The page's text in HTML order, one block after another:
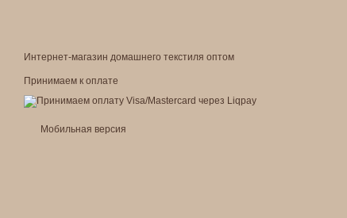
Интернет-магазин домашнего текстиля оптом
Принимаем к оплате
Мобильная версия